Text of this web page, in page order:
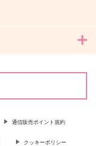
通信販売ポイント規約
クッキーポリシー